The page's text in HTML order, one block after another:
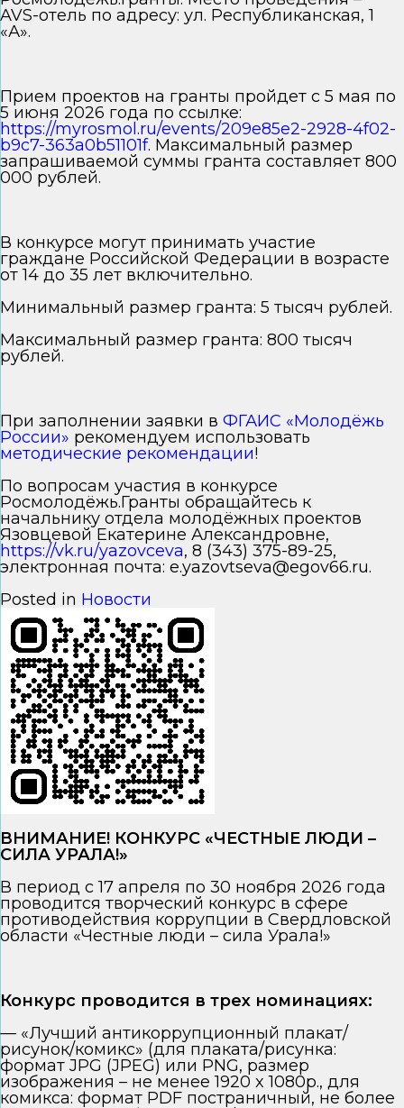
AVS-отель по адресу: ул. Республиканская, 1
«А».
Прием проектов на гранты пройдет с 5 мая по
5 июня 2026 года по ссылке:
https://myrosmol.ru/events/209e85e2-2928-4f02-
b9c7-363a0b51101f. Максимальный размер
запрашиваемой суммы гранта составляет 800
000 рублей.
В конкурсе могут принимать участие
граждане Российской Федерации в возрасте
от 14 до 35 лет включительно.
Минимальный размер гранта: 5 тысяч рублей.
Максимальный размер гранта: 800 тысяч
рублей.
При заполнении заявки в ФГАИС «Молодёжь
России» рекомендуем использовать
методические рекомендации!
По вопросам участия в конкурсе
Росмолодёжь.Гранты обращайтесь к
начальнику отдела молодёжных проектов
Язовцевой Екатерине Александровне,
https://vk.ru/yazovceva, 8 (343) 375-89-25,
электронная почта: e.yazovtseva@egov66.ru.
Posted in Новости
ВНИМАНИЕ! КОНКУРС «ЧЕСТНЫЕ ЛЮДИ –
СИЛА УРАЛА!»
В период с 17 апреля по 30 ноября 2026 года
проводится творческий конкурс в сфере
противодействия коррупции в Свердловской
области «Честные люди – сила Урала!»
Конкурс проводится в трех номинациях:
— «Лучший антикоррупционный плакат/
рисунок/комикс» (для плаката/рисунка:
формат JPG (JPEG) или PNG, размер
изображения – не менее 1920 x 1080p., для
комикса: формат PDF постраничный, не более